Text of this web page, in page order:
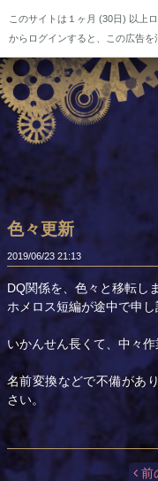
このサイトは１ヶ月 (30日) 以上
からログインすると、この広告を
色々更新
2019/06/23 21:13
DQ関係を、色々と移転し
ホメロス短編が途中で申
いかんせん長くて、中々
名前変換などで不備があ
さい。
前